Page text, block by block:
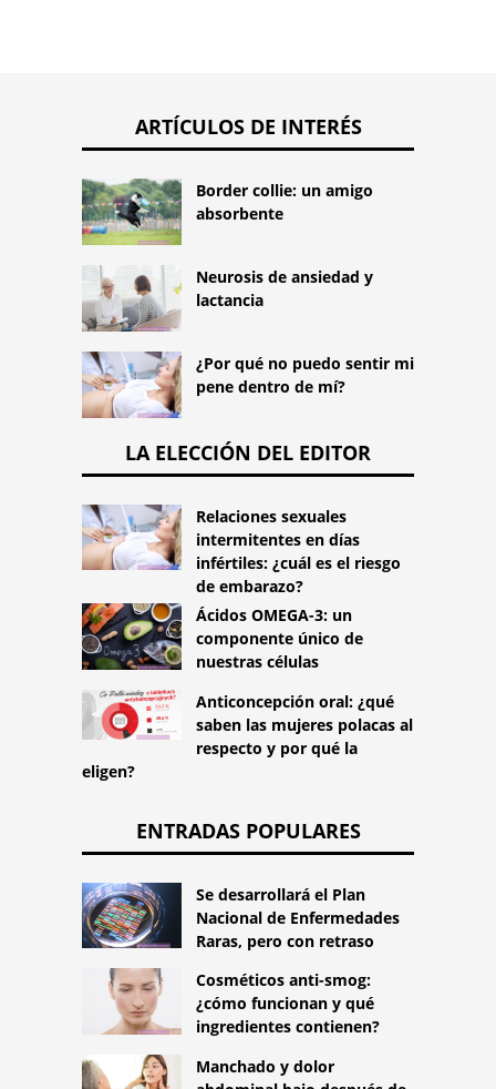
ARTÍCULOS DE INTERÉS
Border collie: un amigo
absorbente
Neurosis de ansiedad y
lactancia
¿Por qué no puedo sentir mi
pene dentro de mí?
LA ELECCIÓN DEL EDITOR
Relaciones sexuales
intermitentes en días
infértiles: ¿cuál es el riesgo
de embarazo?
Ácidos OMEGA-3: un
componente único de
nuestras células
Anticoncepción oral: ¿qué
saben las mujeres polacas al
respecto y por qué la
eligen?
ENTRADAS POPULARES
Se desarrollará el Plan
Nacional de Enfermedades
Raras, pero con retraso
Cosméticos anti-smog:
¿cómo funcionan y qué
ingredientes contienen?
Manchado y dolor